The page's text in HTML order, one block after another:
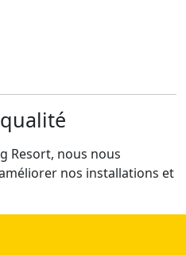
Resort, nous nous
nos installations et